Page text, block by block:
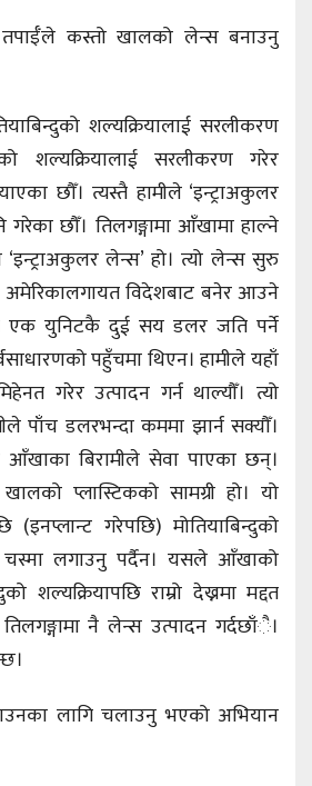
तपाईँले कस्तो खालको लेन्स बनाउनु
शल्यक्रियालाई सरलीकरण
शल्यक्रियालाई सरलीकरण गरेर
छौँ। त्यस्तै हामीले ‘इन्ट्राअकुलर
छौँ। तिलगङ्गामा आँखामा हाल्ने
‘इन्ट्राअकुलर लेन्स’ हो। त्यो लेन्स सुरु
अमेरिकालगायत विदेशबाट बनेर आउने
एक युनिटकै दुई सय डलर जति पर्ने
पहुँचमा थिएन। हामीले यहाँ
गरेर उत्पादन गर्न थाल्यौँ। त्यो
पाँच डलरभन्दा कममा झार्न सक्यौँ।
आँखाका बिरामीले सेवा पाएका छन्।
प्लास्टिकको सामग्री हो। यो
गरेपछि) मोतियाबिन्दुको
चस्मा लगाउनु पर्दैन। यसले आँखाको
शल्यक्रियापछि राम्रो देख्नमा मद्दत
नै लेन्स उत्पादन गर्दछाँै।
लागि चलाउनु भएको अभियान